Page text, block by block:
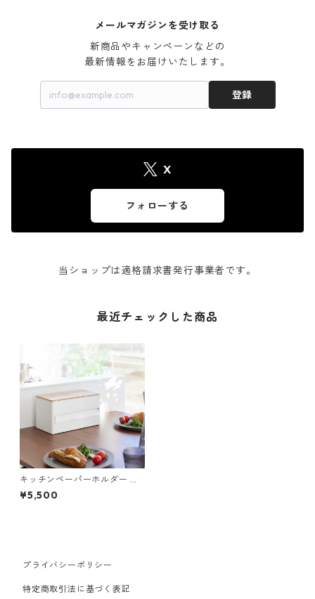
メールマガジンを受け取る
新商品やキャンペーンなどの
最新情報をお届けいたします。
登録
X
フォローする
当ショップは適格請求書発行事業者です。
最近チェックした商品
キッチンペーパーホルダー 山
崎実業 RIN リン 片手でカット
隠せるキッチンペーパーホル
¥5,500
プライバシーポリシー
特定商取引法に基づく表記